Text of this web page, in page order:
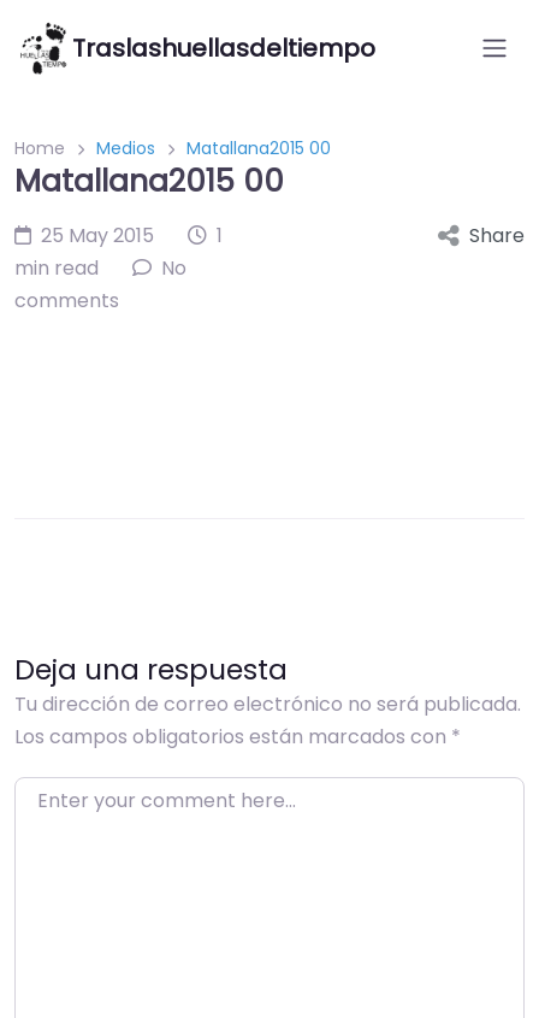
Traslashuellasdeltiempo
Home Medios Matallana2015 00
Matallana2015 00
25 May 2015
1
min read
No
comments
Share
Deja una respuesta
Tu dirección de correo electrónico no será publicada.
Los campos obligatorios están marcados con *
Enter your comment here…